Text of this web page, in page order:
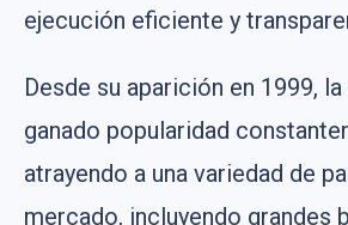
ejecución eficiente y
Desde su aparición en 1999,
ganado popularidad
atrayendo a una variedad de
mercado, incluyendo grandes